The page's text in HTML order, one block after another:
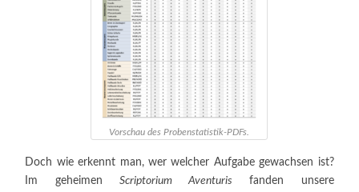
Vorschau des Probenstatistik-PDFs.
Doch wie erkennt man, wer welcher Aufgabe gewachsen ist?
Im geheimen Scriptorium Aventuris fanden unsere